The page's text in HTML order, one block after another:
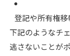
登記や所有権
下記のようなチ
逃さないことが